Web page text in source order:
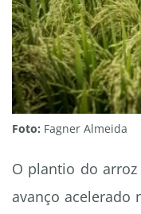
Foto: Fagner Almeida
O plantio do
avanço acelerado